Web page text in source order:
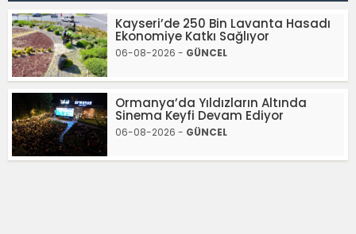
Kayseri’de 250 Bin Lavanta Hasadı
Ekonomiye Katkı Sağlıyor
06-08-2026 - GÜNCEL
Ormanya’da Yıldızların Altında
Sinema Keyfi Devam Ediyor
06-08-2026 - GÜNCEL